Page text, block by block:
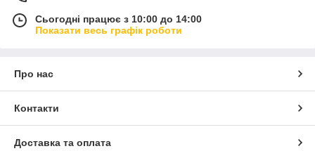
Сьогодні працює з 10:00 до 14:00
Показати весь графік роботи
Про нас
Контакти
Доставка та оплата